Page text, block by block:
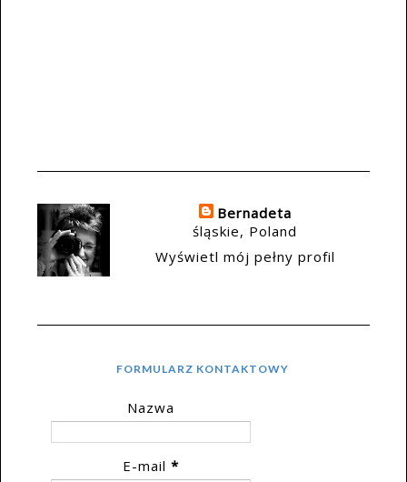
Bernadeta
śląskie, Poland
Wyświetl mój pełny profil
FORMULARZ KONTAKTOWY
Nazwa
E-mail *